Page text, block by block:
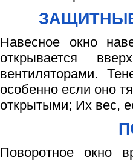
Навесное окно
открывается
вентиляторами.
особенно если оно
открытыми; Их вес,
Поворотное окно